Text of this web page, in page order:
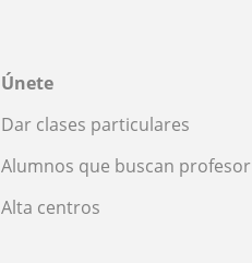
Únete
Dar clases particulares
Alumnos que buscan profesor
Alta centros